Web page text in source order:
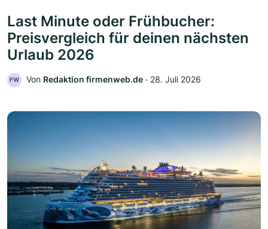
Last Minute oder Frühbucher:
Preisvergleich für deinen nächsten
Urlaub 2026
FW Von Redaktion firmenweb.de ‧ 28. Juli 2026